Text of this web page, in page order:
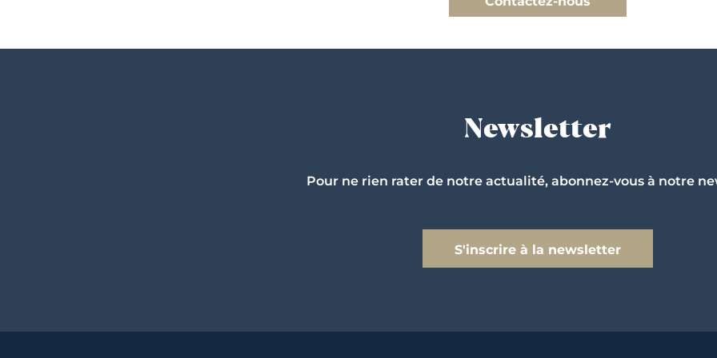
Newsletter
Pour ne rien rater de notre actualité, abonnez-vous à notre
S'inscrire à la newsletter